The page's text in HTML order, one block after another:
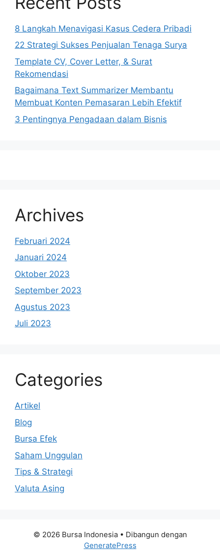
8 Langkah Menavigasi Kasus Cedera Pribadi
22 Strategi Sukses Penjualan Tenaga Surya
Template CV, Cover Letter, & Surat
Rekomendasi
Bagaimana Text Summarizer Membantu
Membuat Konten Pemasaran Lebih Efektif
3 Pentingnya Pengadaan dalam Bisnis
Archives
Februari 2024
Januari 2024
Oktober 2023
September 2023
Agustus 2023
Juli 2023
Categories
Artikel
Blog
Bursa Efek
Saham Unggulan
Tips & Strategi
Valuta Asing
© 2026 Bursa Indonesia• Dibangun dengan
GeneratePress